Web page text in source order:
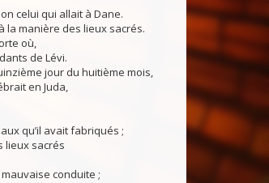
celui qui allait à Dane.
la manière des lieux sacrés.
où,
de Lévi.
jour du huitième mois,
en Juda,
qu’il avait fabriqués ;
lieux sacrés
conduite ;